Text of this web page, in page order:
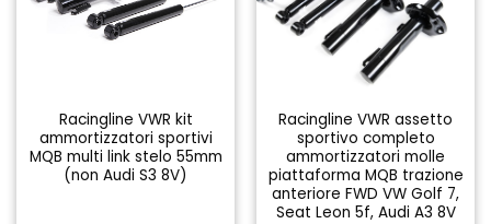
Racingline VWR kit
ammortizzatori sportivi
MQB multi link stelo 55mm
(non Audi S3 8V)
Racingline VWR assetto
sportivo completo
ammortizzatori molle
piattaforma MQB trazione
anteriore FWD VW Golf 7,
Seat Leon 5f, Audi A3 8V